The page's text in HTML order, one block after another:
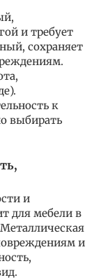
и требует
сохраняет
к
выбирать
и
для мебели в
и